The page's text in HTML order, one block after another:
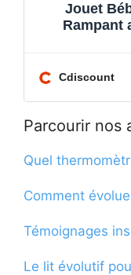
Jouet
Rampant
Cdiscount
Parcourir nos
Quel
Comment
Témoignages
Le lit évolutif